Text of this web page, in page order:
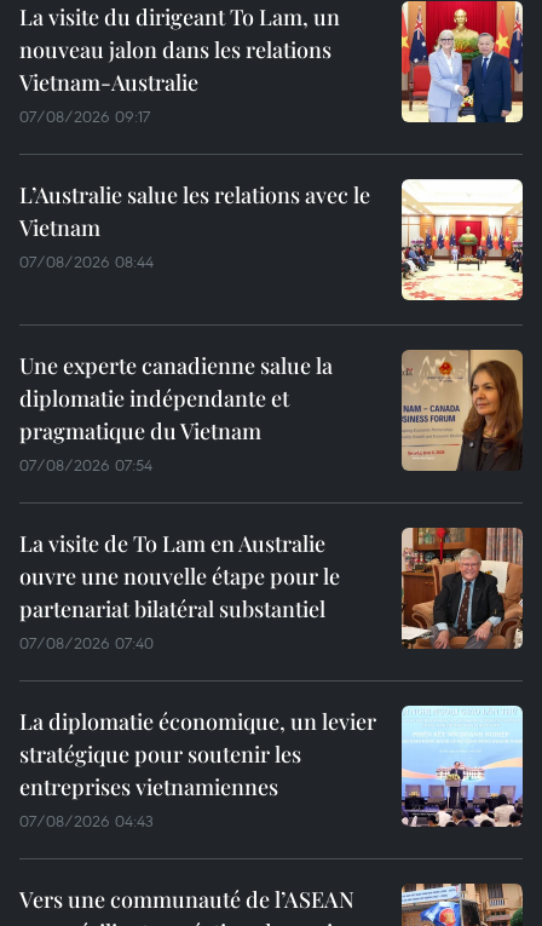
La visite du dirigeant To Lam, un
nouveau jalon dans les relations
Vietnam-Australie
07/08/2026 09:17
L’Australie salue les relations avec le
Vietnam
07/08/2026 08:44
Une experte canadienne salue la
diplomatie indépendante et
pragmatique du Vietnam
07/08/2026 07:54
La visite de To Lam en Australie
ouvre une nouvelle étape pour le
partenariat bilatéral substantiel
07/08/2026 07:40
La diplomatie économique, un levier
stratégique pour soutenir les
entreprises vietnamiennes
07/08/2026 04:43
Vers une communauté de l’ASEAN